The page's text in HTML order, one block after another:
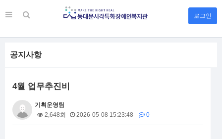
로그인
공지사항
4월 업무추진비
기획운영팀
2,648회
2026-05-08 15:23:48 0